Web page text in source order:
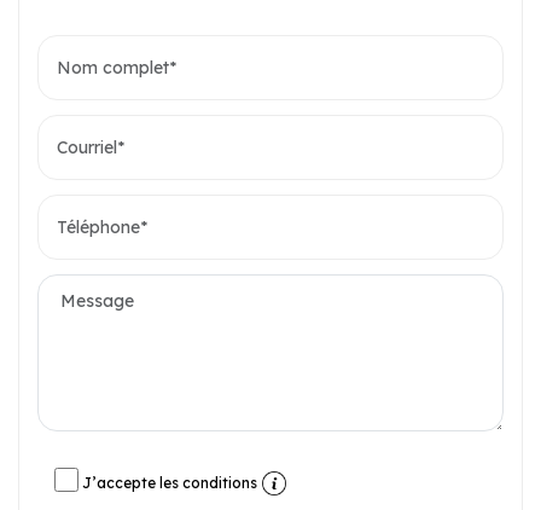
J’accepte les conditions